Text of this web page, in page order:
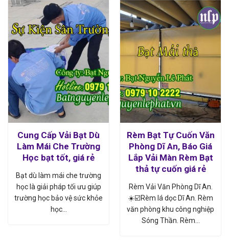
Cung Cấp Vải Bạt Dù
Làm Mái Che Trường
Học bạt tốt, giá rẻ
Bạt dù làm mái che trường
học là giải pháp tối ưu giúp
trường học bảo vệ sức khỏe
học…
Rèm Bạt Tự Cuốn Văn
Phòng Dĩ An, Báo Giá
Lắp Vải Màn Rèm Bạt
thả tự cuốn giá rẻ
Rèm Vải Văn Phòng Dĩ An.
☀️☑️Rèm lá dọc Dĩ An. Rèm
văn phòng khu công nghiệp
Sóng Thần. Rèm…